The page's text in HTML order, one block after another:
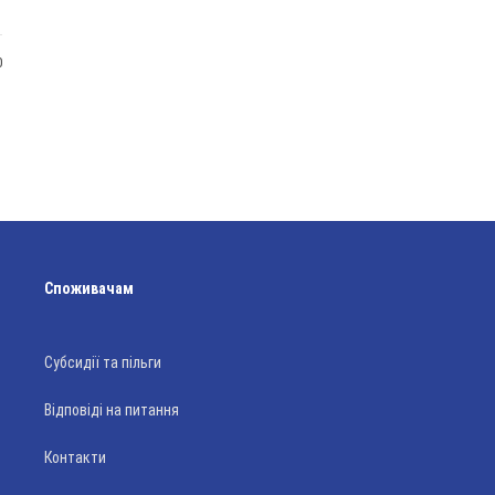
Споживачам
Субсидії та пільги
Відповіді на питання
Контакти